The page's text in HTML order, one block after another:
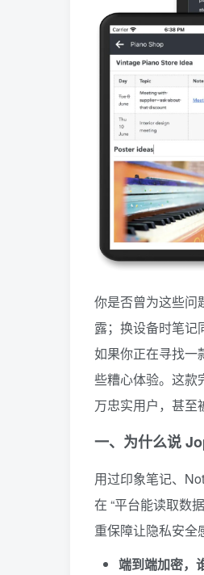
你是否曾为这些问
露；换设备时笔
如果你正在寻找一
些糟心体验。这款
万忠实用户，甚至
一、为什么说
用过印象笔记、
在 “平台能读取数
重保障让隐私安全
端到端加密，